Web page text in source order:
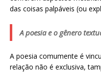
das coisas palpáveis (ou
A poesia e o gênero
A poesia comumente é
relação não é exclusiva,